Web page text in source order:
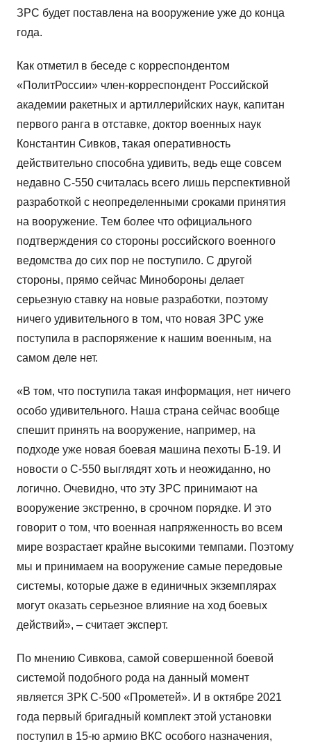
ЗРС будет поставлена на вооружение уже до конца
года.
Как отметил в беседе с корреспондентом
«ПолитРоссии» член-корреспондент Российской
академии ракетных и артиллерийских наук, капитан
первого ранга в отставке, доктор военных наук
Константин Сивков, такая оперативность
действительно способна удивить, ведь еще совсем
недавно С-550 считалась всего лишь перспективной
разработкой с неопределенными сроками принятия
на вооружение. Тем более что официального
подтверждения со стороны российского военного
ведомства до сих пор не поступило. С другой
стороны, прямо сейчас Минобороны делает
серьезную ставку на новые разработки, поэтому
ничего удивительного в том, что новая ЗРС уже
поступила в распоряжение к нашим военным, на
самом деле нет.
«В том, что поступила такая информация, нет ничего
особо удивительного. Наша страна сейчас вообще
спешит принять на вооружение, например, на
подходе уже новая боевая машина пехоты Б-19. И
новости о С-550 выглядят хоть и неожиданно, но
логично. Очевидно, что эту ЗРС принимают на
вооружение экстренно, в срочном порядке. И это
говорит о том, что военная напряженность во всем
мире возрастает крайне высокими темпами. Поэтому
мы и принимаем на вооружение самые передовые
системы, которые даже в единичных экземплярах
могут оказать серьезное влияние на ход боевых
действий», – считает эксперт.
По мнению Сивкова, самой совершенной боевой
системой подобного рода на данный момент
является ЗРК С-500 «Прометей». И в октябре 2021
года первый бригадный комплект этой установки
поступил в 15-ю армию ВКС особого назначения,